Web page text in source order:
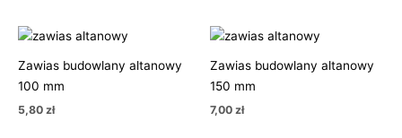
Zawias budowlany altanowy
100 mm
5,80 zł
Zawias budowlany altanowy
150 mm
7,00 zł